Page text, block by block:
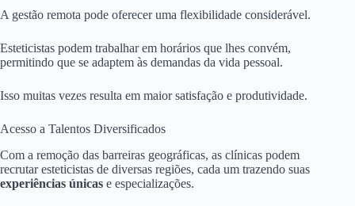
A gestão remota pode oferecer uma flexibilidade considerável.
Esteticistas podem trabalhar em horários que lhes convém,
permitindo que se adaptem às demandas da vida pessoal.
Isso muitas vezes resulta em maior satisfação e produtividade.
Acesso a Talentos Diversificados
Com a remoção das barreiras geográficas, as clínicas podem
recrutar esteticistas de diversas regiões, cada um trazendo suas
experiências únicas e especializações.